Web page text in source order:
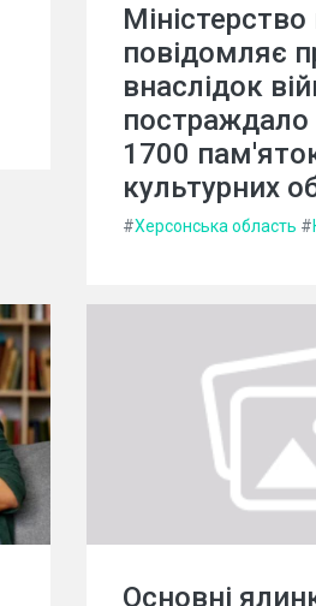
повідомляє
внаслідок
1700
культурних
#Херсонська область #
Основні